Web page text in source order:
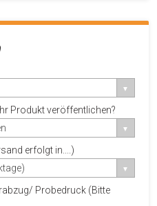
Produkt veröffentlichen?
erfolgt in....)
Probedruck (Bitte